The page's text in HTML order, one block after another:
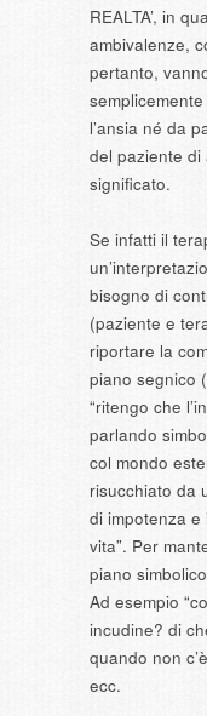
REALTA’, in
ambivalenze,
pertanto,
l’ansia né da
del paziente
significato.
Se infatti il
bisogno di
(paziente e
riportare la
piano segnico
“ritengo che
parlando
col mondo
risucchiato da
di impotenza e
vita”. Per
piano
Ad esempio
incudine? di
quando non
ecc.